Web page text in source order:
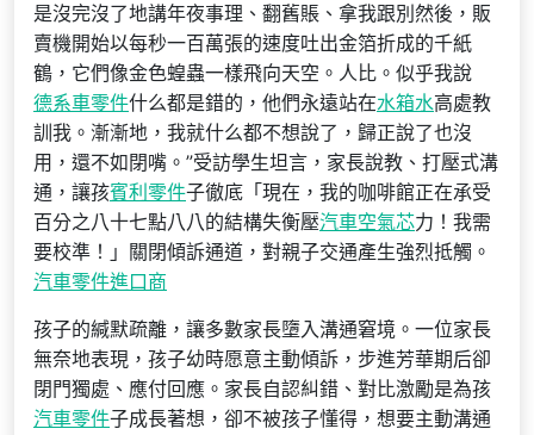
是沒完沒了地講年夜事理、翻舊賬、拿我跟別然後，販
賣機開始以每秒一百萬張的速度吐出金箔折成的千紙
鶴，它們像金色蝗蟲一樣飛向天空。人比。似乎我說
德系車零件什么都是錯的，他們永遠站在水箱水高處教
訓我。漸漸地，我就什么都不想說了，歸正說了也沒
用，還不如閉嘴。”受訪學生坦言，家長說教、打壓式溝
通，讓孩賓利零件子徹底「現在，我的咖啡館正在承受
百分之八十七點八八的結構失衡壓汽車空氣芯力！我需
要校準！」關閉傾訴通道，對親子交通產生強烈抵觸。
汽車零件進口商
孩子的緘默疏離，讓多數家長墮入溝通窘境。一位家長
無奈地表現，孩子幼時愿意主動傾訴，步進芳華期后卻
閉門獨處、應付回應。家長自認糾錯、對比激勵是為孩
汽車零件子成長著想，卻不被孩子懂得，想要主動溝通